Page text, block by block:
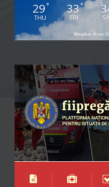
29°
THU
33°
FRI
Weather from